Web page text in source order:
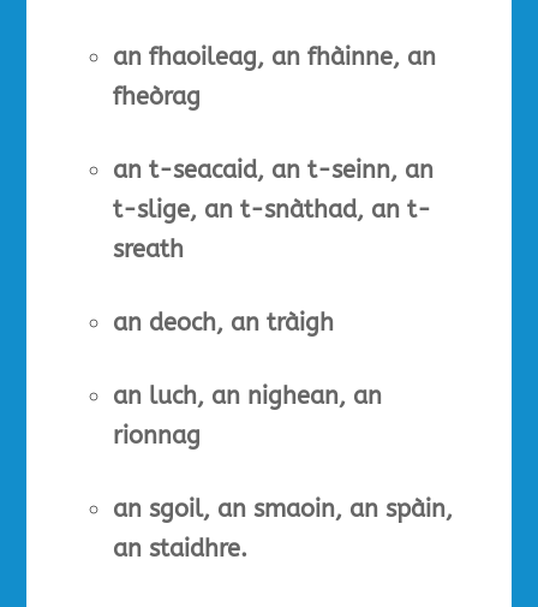
an fhaoileag, an fhàinne, an
fheòrag
an t-seacaid, an t-seinn, an
t-slige, an t-snàthad, an t-
sreath
an deoch, an tràigh
an luch, an nighean, an
rionnag
an sgoil, an smaoin, an spàin,
an staidhre.